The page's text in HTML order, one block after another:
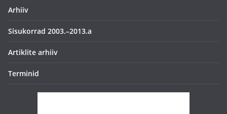
Arhiiv
Sisukorrad 2003.–2013.a
Artiklite arhiiv
Terminid